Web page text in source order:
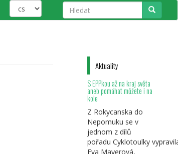
Hledat
Aktuality
S EPPkou až na kraj světa
aneb pomáhat můžete i na
kole
Z Rokycanska do
Nepomuku se v
jednom z dílů
pořadu Cyklotoulky
Eva Mayerová,